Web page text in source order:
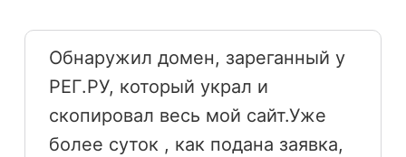
Обнаружил домен, зареганный у
РЕГ.РУ, который украл и
скопировал весь мой сайт.Уже
более суток , как подана заявка,